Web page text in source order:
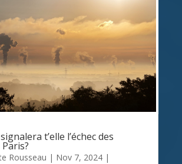
t’elle l’échec des
Rousseau | Nov 7, 2024 |